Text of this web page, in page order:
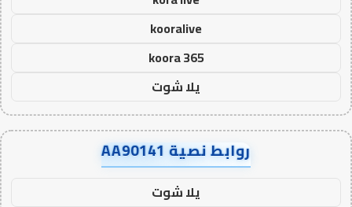
kooralive
koora 365
يلا شوت
روابط نصية AA90141
يلا شوت